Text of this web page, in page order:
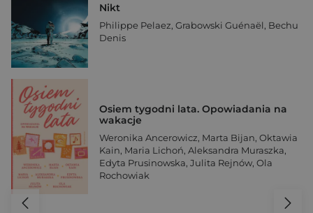
Nikt
Philippe Pelaez, Grabowski Guénaël, Bechu
Denis
Osiem tygodni lata. Opowiadania na
wakacje
Weronika Ancerowicz, Marta Bijan, Oktawia
Kain, Maria Lichoń, Aleksandra Muraszka,
Edyta Prusinowska, Julita Rejnów, Ola
Rochowiak